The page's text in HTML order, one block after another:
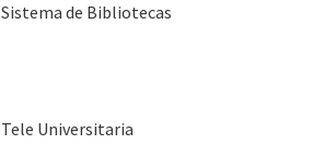
Sistema de Bibliotecas
Tele Universitaria